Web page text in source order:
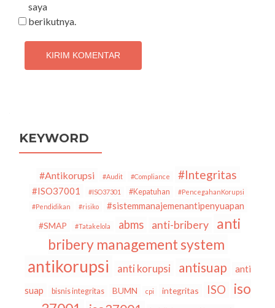
saya
berikutnya.
KEYWORD
#Antikorupsi #Audit #Compliance #Integritas
#ISO37001 #ISO37301 #Kepatuhan
#PencegahanKorupsi
#Pendidikan
#risiko #sistemmanajemenantipenyuapan
#SMAP #Tatakelola abms anti-bribery
anti
bribery management system
antikorupsi anti korupsi antisuap
anti
suap
bisnis integritas BUMN cpi integritas ISO
iso